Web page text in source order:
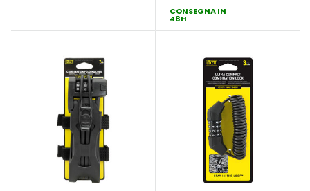
CONSEGNA IN
48H